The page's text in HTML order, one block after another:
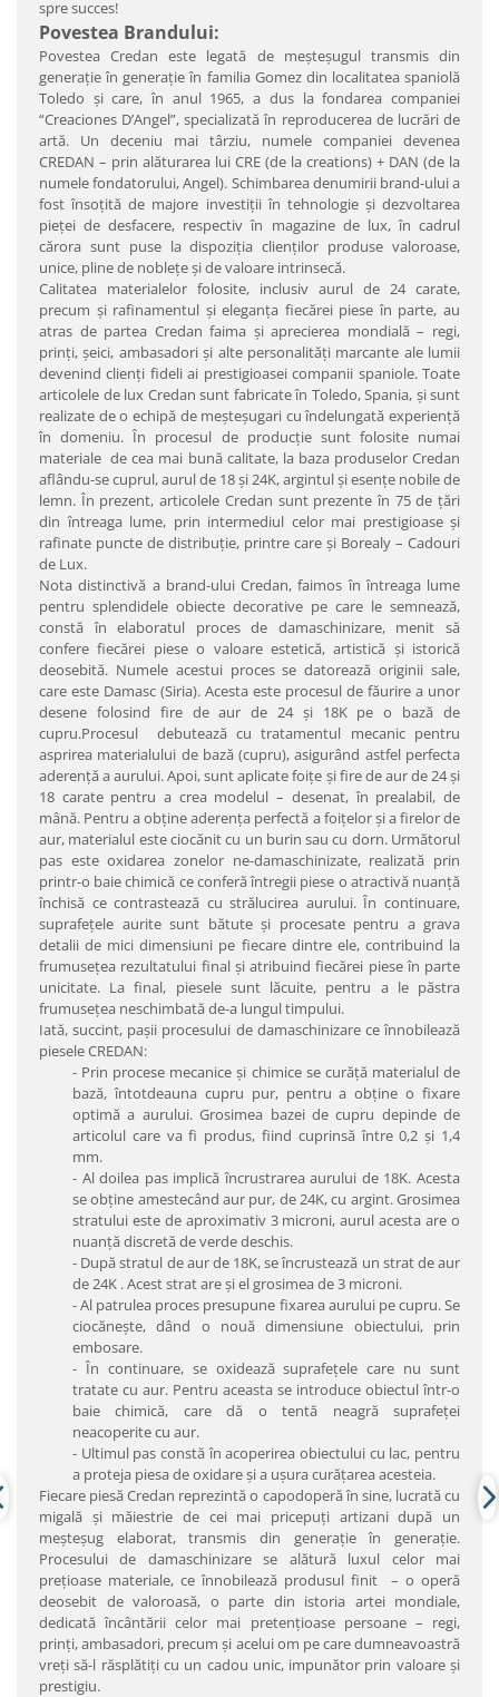
spre succes!
Povestea Brandului:
Povestea Credan este legată de meşteşugul transmis din
generaţie în generaţie în familia Gomez din localitatea spaniolă
Toledo şi care, în anul 1965, a dus la fondarea companiei
“Creaciones D’Angel”, specializată în reproducerea de lucrări de
artă. Un deceniu mai târziu, numele companiei devenea
CREDAN – prin alăturarea lui CRE (de la creations) + DAN (de la
numele fondatorului, Angel). Schimbarea denumirii brand-ului a
fost însoţită de majore investiţii în tehnologie şi dezvoltarea
pieţei de desfacere, respectiv în magazine de lux, în cadrul
cărora sunt puse la dispoziţia clienţilor produse valoroase,
unice, pline de nobleţe şi de valoare intrinsecă.
Calitatea materialelor folosite, inclusiv aurul de 24 carate,
precum şi rafinamentul şi eleganţa fiecărei piese în parte, au
atras de partea Credan faima şi aprecierea mondială – regi,
prinţi, şeici, ambasadori şi alte personalităţi marcante ale lumii
devenind clienţi fideli ai prestigioasei companii spaniole. Toate
articolele de lux Credan sunt fabricate în Toledo, Spania, şi sunt
realizate de o echipă de meşteşugari cu îndelungată experienţă
în domeniu. În procesul de producţie sunt folosite numai
materiale de cea mai bună calitate, la baza produselor Credan
aflându-se cuprul, aurul de 18 şi 24K, argintul şi esenţe nobile de
lemn. În prezent, articolele Credan sunt prezente în 75 de ţări
din întreaga lume, prin intermediul celor mai prestigioase şi
rafinate puncte de distribuţie, printre care şi Borealy – Cadouri
de Lux.
Nota distinctivă a brand-ului Credan, faimos în întreaga lume
pentru splendidele obiecte decorative pe care le semnează,
constă în elaboratul proces de damaschinizare, menit să
confere fiecărei piese o valoare estetică, artistică şi istorică
deosebită. Numele acestui proces se datorează originii sale,
care este Damasc (Siria). Acesta este procesul de făurire a unor
desene folosind fire de aur de 24 şi 18K pe o bază de
cupru.Procesul debutează cu tratamentul mecanic pentru
asprirea materialului de bază (cupru), asigurând astfel perfecta
aderenţă a aurului. Apoi, sunt aplicate foiţe şi fire de aur de 24 şi
18 carate pentru a crea modelul – desenat, în prealabil, de
mână. Pentru a obţine aderenţa perfectă a foiţelor şi a firelor de
aur, materialul este ciocănit cu un burin sau cu dorn. Următorul
pas este oxidarea zonelor ne-damaschinizate, realizată prin
printr-o baie chimică ce conferă întregii piese o atractivă nuanţă
închisă ce contrastează cu strălucirea aurului. În continuare,
suprafeţele aurite sunt bătute şi procesate pentru a grava
detalii de mici dimensiuni pe fiecare dintre ele, contribuind la
frumuseţea rezultatului final şi atribuind fiecărei piese în parte
unicitate. La final, piesele sunt lăcuite, pentru a le păstra
frumuseţea neschimbată de-a lungul timpului.
Iată, succint, paşii procesului de damaschinizare ce înnobilează
piesele CREDAN:
- Prin procese mecanice şi chimice se curăţă materialul de
bază, întotdeauna cupru pur, pentru a obţine o fixare
optimă a aurului. Grosimea bazei de cupru depinde de
articolul care va fi produs, fiind cuprinsă între 0,2 şi 1,4
mm.
- Al doilea pas implică încrustrarea aurului de 18K. Acesta
se obţine amestecând aur pur, de 24K, cu argint. Grosimea
stratului este de aproximativ 3 microni, aurul acesta are o
nuanţă discretă de verde deschis.
- După stratul de aur de 18K, se încrustează un strat de aur
de 24K . Acest strat are şi el grosimea de 3 microni.
- Al patrulea proces presupune fixarea aurului pe cupru. Se
ciocăneşte, dând o nouă dimensiune obiectului, prin
embosare.
- În continuare, se oxidează suprafeţele care nu sunt
tratate cu aur. Pentru aceasta se introduce obiectul într-o
baie chimică, care dă o tentă neagră suprafeţei
neacoperite cu aur.
- Ultimul pas constă în acoperirea obiectului cu lac, pentru
a proteja piesa de oxidare şi a uşura curăţarea acesteia.
Fiecare piesă Credan reprezintă o capodoperă în sine, lucrată cu
migală şi măiestrie de cei mai pricepuţi artizani după un
meşteşug elaborat, transmis din generaţie în generaţie.
Procesului de damaschinizare se alătură luxul celor mai
preţioase materiale, ce înnobilează produsul finit – o operă
deosebit de valoroasă, o parte din istoria artei mondiale,
dedicată încântării celor mai pretenţioase persoane – regi,
prinţi, ambasadori, precum şi acelui om pe care dumneavoastră
vreţi să-l răsplătiţi cu un cadou unic, impunător prin valoare şi
prestigiu.